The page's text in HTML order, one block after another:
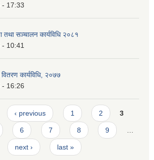
- 17:33
तथा सञ्चालन कार्यविधि २०८१
- 10:41
वितरण कार्यविधि, २०७७
- 16:26
‹ previous 1 2 3
6 7 8 9
next › last »